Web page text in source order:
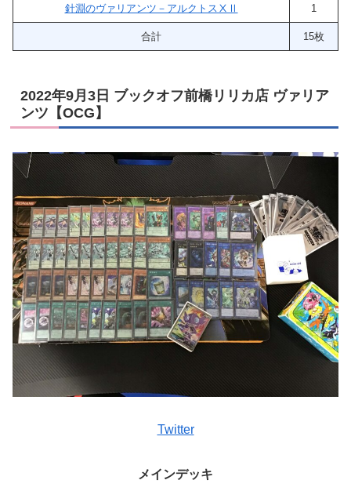
針淵のヴァリアンツ－アルクトスⅩⅡ 1
合計 15枚
2022年9月3日 ブックオフ前橋リリカ店 ヴァリア
ンツ【OCG】
Twitter
メインデッキ